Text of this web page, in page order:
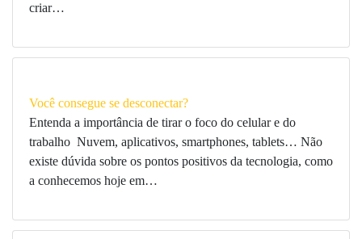
criar…
Você consegue se desconectar?
Entenda a importância de tirar o foco do celular e do
trabalho Nuvem, aplicativos, smartphones, tablets… Não
existe dúvida sobre os pontos positivos da tecnologia, como
a conhecemos hoje em…